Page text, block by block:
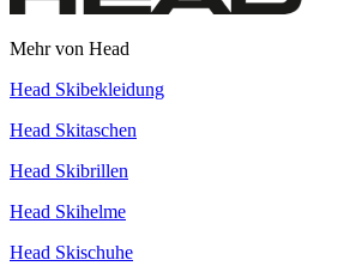
Mehr von Head
Head Skibekleidung
Head Skitaschen
Head Skibrillen
Head Skihelme
Head Skischuhe